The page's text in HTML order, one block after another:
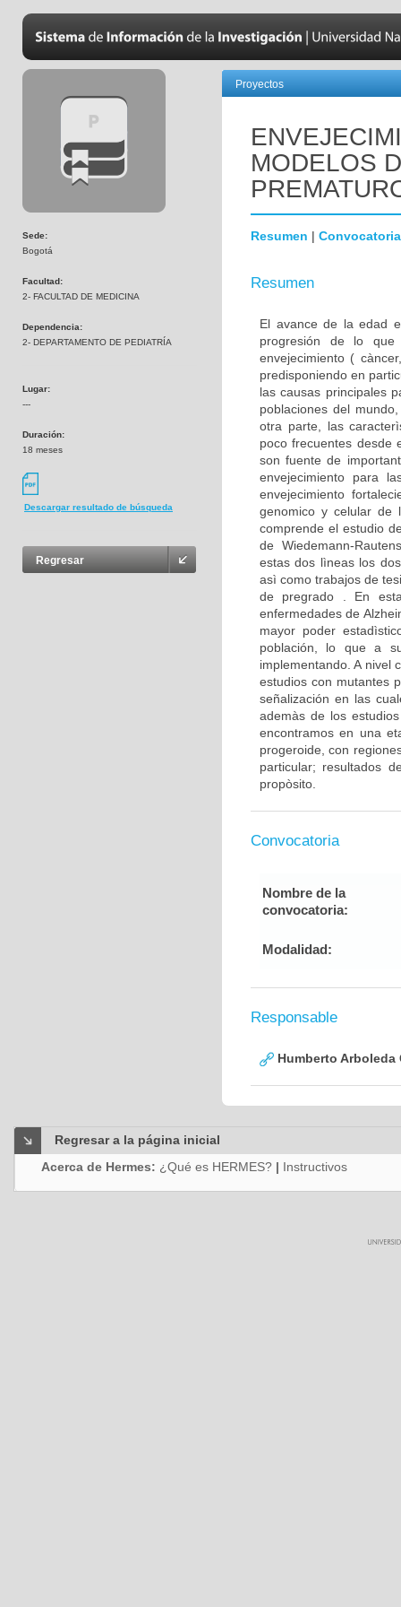
Sede:
Bogotá
Facultad:
2- FACULTAD DE MEDICINA
Dependencia:
2- DEPARTAMENTO DE PEDIATRÍA
Lugar:
---
Duración:
18 meses
Descargar resultado de búsqueda
Regresar
Proyectos
MODELOS
Resumen | Convocatoria
Resumen
El avance de la edad
progresión de lo que
envejecimiento (
predisponiendo en
las causas principales
poblaciones del
otra parte, las
poco frecuentes desde
son fuente de
envejecimiento para
envejecimiento
genomico y celular de
comprende el estudio
de Wiedemann-
estas dos lìneas los
asì como trabajos de
de pregrado . En
enfermedades de
mayor poder
población, lo que a
implementando. A nivel
estudios con mutantes
señalización en las
ademàs de los
encontramos en una
progeroide, con
particular; resultados
propòsito.
Convocatoria
Nombre de la
convocatoria:
Modalidad:
Responsable
Humberto Arboleda
Regresar a la página inicial
Acerca de Hermes: ¿Qué es HERMES? | Instructivos